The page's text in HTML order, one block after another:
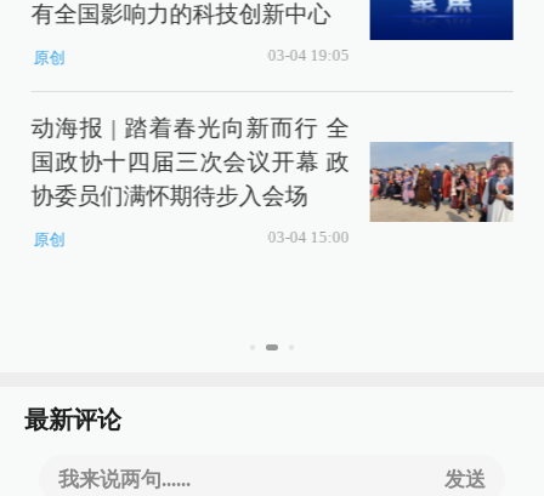
有全国影响力的科技创新中心
原创 03-04 19:05
动海报 | 踏着春光向新而行 全
国政协十四届三次会议开幕 政
协委员们满怀期待步入会场
原创 03-04 15:00
最新评论
我来说两句...... 发送